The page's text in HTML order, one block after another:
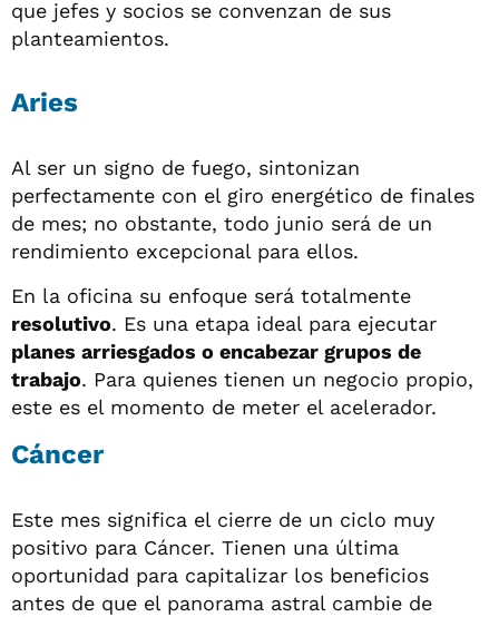
que jefes y socios se convenzan de sus
planteamientos.
Aries
Al ser un signo de fuego, sintonizan
perfectamente con el giro energético de finales
de mes; no obstante, todo junio será de un
rendimiento excepcional para ellos.
En la oficina su enfoque será totalmente
resolutivo. Es una etapa ideal para ejecutar
planes arriesgados o encabezar grupos de
trabajo. Para quienes tienen un negocio propio,
este es el momento de meter el acelerador.
Cáncer
Este mes significa el cierre de un ciclo muy
positivo para Cáncer. Tienen una última
oportunidad para capitalizar los beneficios
antes de que el panorama astral cambie de